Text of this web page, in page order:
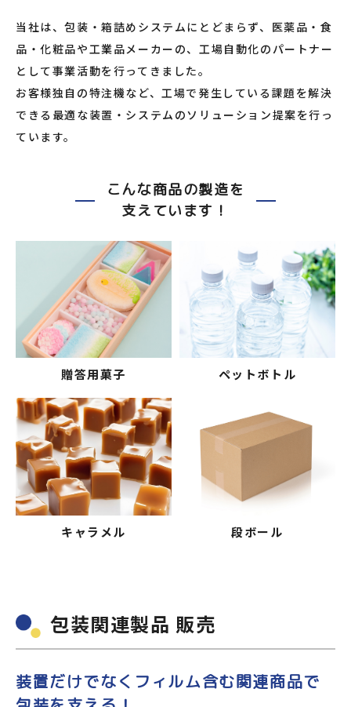
当社は、包装・箱詰めシステムにとどまらず、医薬品・食
品・化粧品や工業品メーカーの、工場自動化のパートナー
として事業活動を行ってきました。
お客様独自の特注機など、工場で発生している課題を解決
できる最適な装置・システムのソリューション提案を行っ
ています。
こんな商品の製造を
支えています！
贈答用菓子 ペットボトル
キャラメル 段ボール
包装関連製品 販売
装置だけでなくフィルム含む関連商品で